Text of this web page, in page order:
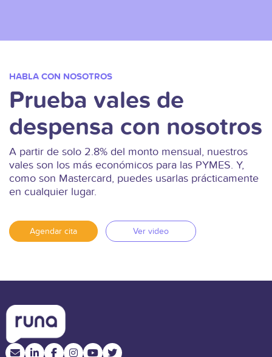
HABLA CON NOSOTROS
Prueba vales de
despensa con nosotros
A partir de solo 2.8% del monto mensual, nuestros
vales son los más económicos para las PYMES. Y,
como son Mastercard, puedes usarlas prácticamente
en cualquier lugar.
Agendar cita Ver video